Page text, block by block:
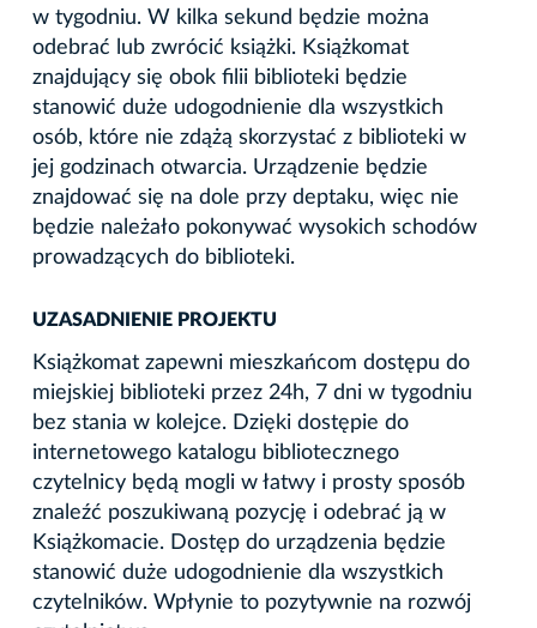
w tygodniu. W kilka sekund będzie można
odebrać lub zwrócić książki. Książkomat
znajdujący się obok filii biblioteki będzie
stanowić duże udogodnienie dla wszystkich
osób, które nie zdążą skorzystać z biblioteki w
jej godzinach otwarcia. Urządzenie będzie
znajdować się na dole przy deptaku, więc nie
będzie należało pokonywać wysokich schodów
prowadzących do biblioteki.
UZASADNIENIE PROJEKTU
Książkomat zapewni mieszkańcom dostępu do
miejskiej biblioteki przez 24h, 7 dni w tygodniu
bez stania w kolejce. Dzięki dostępie do
internetowego katalogu bibliotecznego
czytelnicy będą mogli w łatwy i prosty sposób
znaleźć poszukiwaną pozycję i odebrać ją w
Książkomacie. Dostęp do urządzenia będzie
stanowić duże udogodnienie dla wszystkich
czytelników. Wpłynie to pozytywnie na rozwój